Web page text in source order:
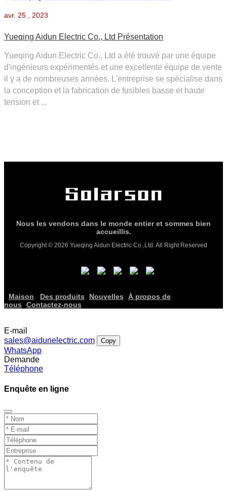
avr. 25 , 2023
Yueqing Aidun Electric Co., Ltd Présentation
Yueqing Aidun Electric Co., Ltd a été trouvé par une équipe
d'ingénieurs expérimentés et une excellente équipe de vente
il y a de nombreuses années. L'entreprise se spécialise dans
la conception et la fabrication de fusibles basse et haute
tension et ...
Nous les vendons dans le monde entier et sommes bien
accueillis.
Copyright © 2026 Yueqing Aidun Electric Co.,Ltd. All Right Reserved
Maison Des produits Nouvelles
À propos de
nous
Contactez-nous
E-mail
sales@aidunelectric.com
Copy
WhatsApp
Demande
Téléphone
Enquête en ligne